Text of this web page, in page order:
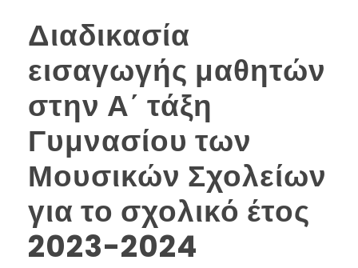
Διαδικασία
εισαγωγής μαθητών
στην Α΄ τάξη
Γυμνασίου των
Μουσικών Σχολείων
για το σχολικό έτος
2023-2024